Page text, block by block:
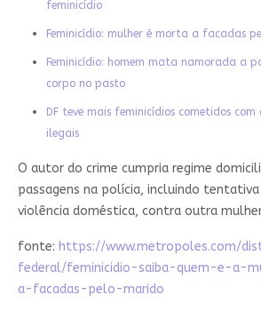
feminicídio
Feminicídio: mulher é morta a facadas
Feminicídio: homem mata namorada a
corpo no pasto
DF teve mais feminicídios cometidos
ilegais
O autor do crime cumpria regime
passagens na polícia, incluindo
violência doméstica, contra outra
fonte: https://www.metropoles.com/
federal/feminicidio-saiba-quem-e-a-
a-facadas-pelo-marido